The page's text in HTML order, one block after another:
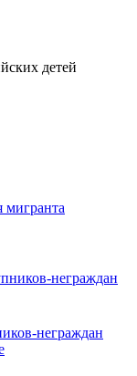
детей
мигранта
неграждан